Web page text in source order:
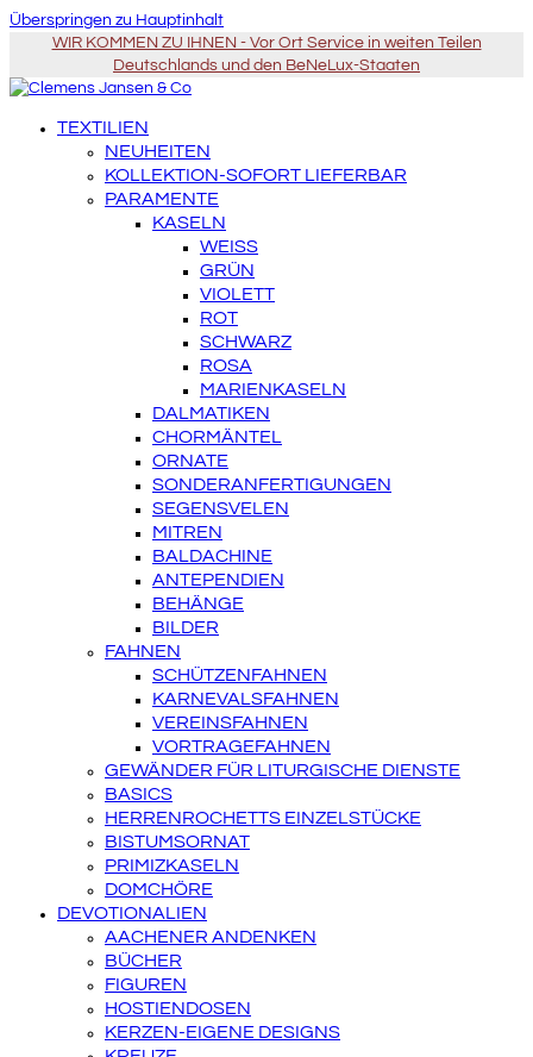
Überspringen zu Hauptinhalt
WIR KOMMEN ZU IHNEN - Vor Ort Service in weiten Teilen
Deutschlands und den BeNeLux-Staaten
TEXTILIEN
NEUHEITEN
KOLLEKTION-SOFORT LIEFERBAR
PARAMENTE
KASELN
WEISS
GRÜN
VIOLETT
ROT
SCHWARZ
ROSA
MARIENKASELN
DALMATIKEN
CHORMÄNTEL
ORNATE
SONDERANFERTIGUNGEN
SEGENSVELEN
MITREN
BALDACHINE
ANTEPENDIEN
BEHÄNGE
BILDER
FAHNEN
SCHÜTZENFAHNEN
KARNEVALSFAHNEN
VEREINSFAHNEN
VORTRAGEFAHNEN
GEWÄNDER FÜR LITURGISCHE DIENSTE
BASICS
HERRENROCHETTS EINZELSTÜCKE
BISTUMSORNAT
PRIMIZKASELN
DOMCHÖRE
DEVOTIONALIEN
AACHENER ANDENKEN
BÜCHER
FIGUREN
HOSTIENDOSEN
KERZEN-EIGENE DESIGNS